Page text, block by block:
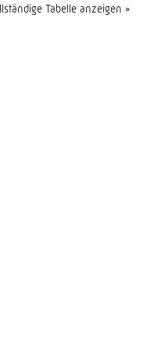
Tabelle anzeigen »